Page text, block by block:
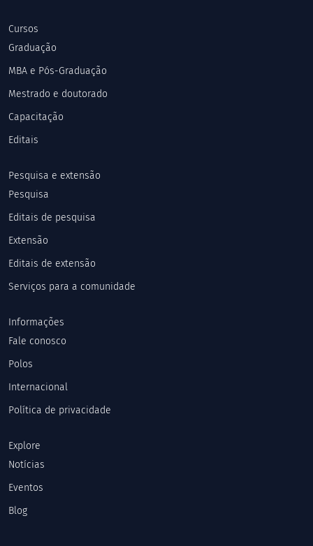
Cursos
Graduação
MBA e Pós-Graduação
Mestrado e doutorado
Capacitação
Editais
Pesquisa e extensão
Pesquisa
Editais de pesquisa
Extensão
Editais de extensão
Serviços para a comunidade
Informações
Fale conosco
Polos
Internacional
Política de privacidade
Explore
Notícias
Eventos
Blog